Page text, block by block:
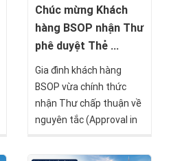
Chúc mừng Khách
hàng BSOP nhận Thư
phê duyệt Thẻ ...
Gia đình khách hàng
BSOP vừa chính thức
nhận Thư chấp thuận về
nguyên tắc (Approval in
Malta theo chương trình